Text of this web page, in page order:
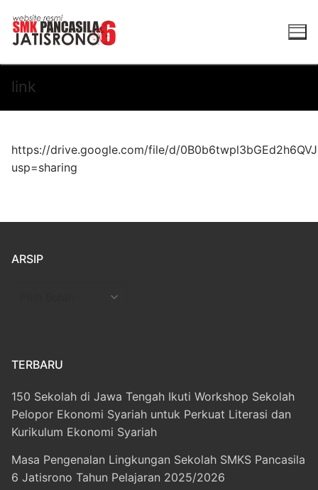
konten
link
https://drive.google.com/file/d/
usp=sharing
ARSIP
TERBARU
150 Sekolah di Jawa Tengah Ikuti Workshop Sekolah
Pelopor Ekonomi Syariah untuk Perkuat Literasi dan
Kurikulum Ekonomi Syariah
Masa Pengenalan Lingkungan Sekolah SMKS Pancasila
6 Jatisrono Tahun Pelajaran 2025/2026